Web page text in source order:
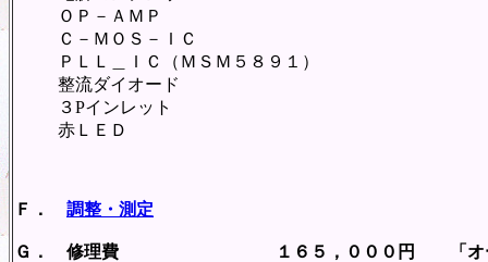
ＯＰ－ＡＭＰ
Ｃ－ＭＯＳ－Ｉ
ＰＬＬ＿ＩＣ（ＭＳＭ５８
整流ダイオード
３Pインレット
赤ＬＥＤ
Ｆ． 調整・測定
Ｇ． 修理費 １６５，０００円 「オーバ